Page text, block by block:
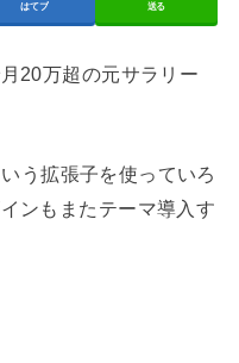
はてブ 送る
20万超の元サラリー
う拡張子を使っていろ
ンもまたテーマ導入す